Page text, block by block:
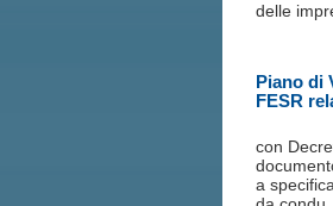
delle
Piano di
FESR
con
a